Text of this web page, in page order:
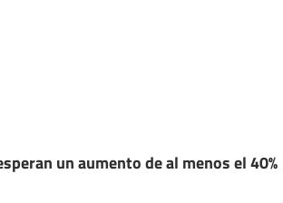
un aumento de al menos el 40%